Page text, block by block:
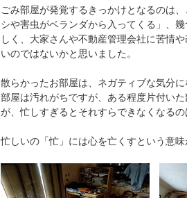
ごみ部屋が発覚するきっかけとなるのは
シや害虫がベランダから入ってくる」、
しく、大家さんや不動産管理会社に苦情
いのではないかと思いました。
散らかったお部屋は、ネガティブな気分
部屋は汚れがちですが、ある程度片付い
が、忙しすぎるとそれすらできなくなる
忙しいの「忙」には心を亡くすという意